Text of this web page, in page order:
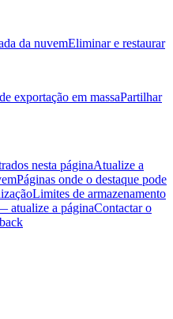
da nuvemEliminar e restaurar
exportação em massaPartilhar
nesta páginaAtualize a
Páginas onde o destaque pode
Limites de armazenamento
atualize a páginaContactar o